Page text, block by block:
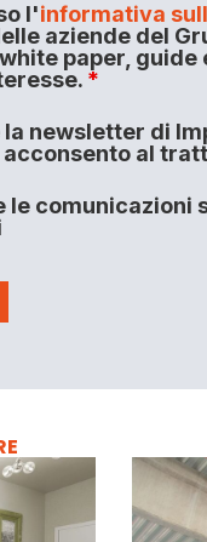
l'informativa
aziende del
paper,
*
newsletter di
acconsento al
le